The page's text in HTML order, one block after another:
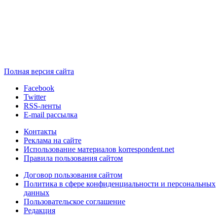
Полная версия сайта
Facebook
Twitter
RSS-ленты
E-mail рассылка
Контакты
Реклама на сайте
Использование материалов korrespondent.net
Правила пользования сайтом
Договор пользования сайтом
Политика в сфере конфиденциальности и персональных
данных
Пользовательское соглашение
Редакция